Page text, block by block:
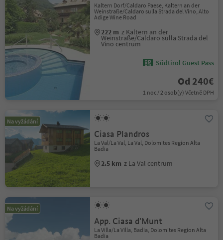
Kaltern Dorf/Caldaro Paese, Kaltern an der
Weinstraße/Caldaro sulla Strada del Vino, Alto
Adige Wine Road
222 m z Kaltern an der
Weinstraße/Caldaro sulla Strada del
Vino centrum
Südtirol Guest Pass
Od 240€
1 noc / 2 osob(y) Včetně DPH
Na vyžádání
Ciasa Plandros
La Val/La Val, La Val, Dolomites Region Alta
Badia
2.5 km z La Val centrum
Na vyžádání
App. Ciasa d'Munt
La Villa/La Villa, Badia, Dolomites Region Alta
Badia